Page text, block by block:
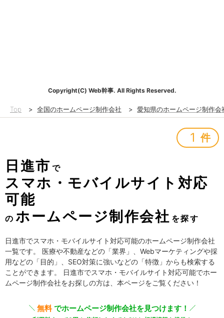
Copyright(C) Web幹事. All Rights Reserved.
Top > 全国のホームページ制作会社 > 愛知県のホームページ制作会
1 件
日進市 で
スマホ・モバイルサイト対応
可能
の ホームページ制作会社 を探す
日進市でスマホ・モバイルサイト対応可能のホームページ制作会社
一覧です。 医療や不動産などの「業界」、Webマーケティングや採
用などの「目的」、SEO対策に強いなどの「特徴」からも検索する
ことができます。 日進市でスマホ・モバイルサイト対応可能でホー
ムページ制作会社をお探しの方は、本ページをご覧ください！
無料でホームページ制作会社を見つけます！